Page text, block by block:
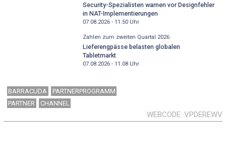
Security-Spezialisten warnen vor Designfehler
in NAT-Implementierungen
07.08.2026 - 11:50Uhr
Zahlen zum zweiten Quartal 2026
Lieferengpässe belasten globalen
Tabletmarkt
07.08.2026 - 11:08Uhr
BARRACUDA
PARTNERPROGRAMM
PARTNER
CHANNEL
WEBCODE VPDEREWV